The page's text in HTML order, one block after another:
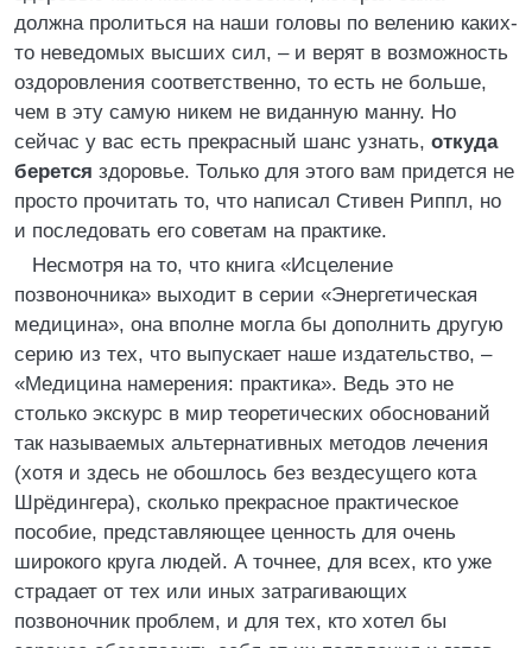
должна пролиться на наши головы по велению каких-
то неведомых высших сил, – и верят в возможность
оздоровления соответственно, то есть не больше,
чем в эту самую никем не виданную манну. Но
сейчас у вас есть прекрасный шанс узнать, откуда
берется здоровье. Только для этого вам придется не
просто прочитать то, что написал Стивен Риппл, но
и последовать его советам на практике.
Несмотря на то, что книга «Исцеление
позвоночника» выходит в серии «Энергетическая
медицина», она вполне могла бы дополнить другую
серию из тех, что выпускает наше издательство, –
«Медицина намерения: практика». Ведь это не
столько экскурс в мир теоретических обоснований
так называемых альтернативных методов лечения
(хотя и здесь не обошлось без вездесущего кота
Шрёдингера), сколько прекрасное практическое
пособие, представляющее ценность для очень
широкого круга людей. А точнее, для всех, кто уже
страдает от тех или иных затрагивающих
позвоночник проблем, и для тех, кто хотел бы